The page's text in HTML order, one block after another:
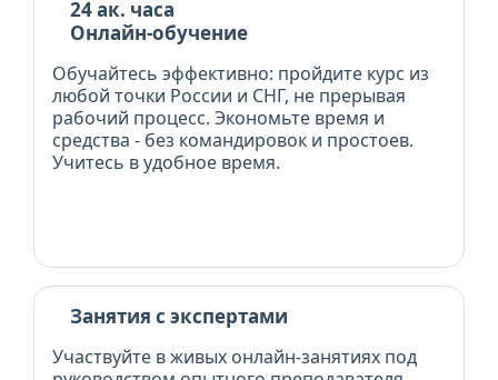
24 ак. часа
Онлайн-обучение
Обучайтесь эффективно: пройдите курс из
любой точки России и СНГ, не прерывая
рабочий процесс. Экономьте время и
средства - без командировок и простоев.
Учитесь в удобное время.
Занятия с экспертами
Участвуйте в живых онлайн-занятиях под